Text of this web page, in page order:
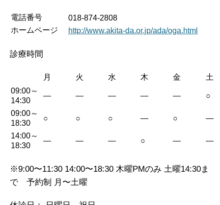
電話番号
018-874-2808
ホームページ
http://www.akita-da.or.jp/ada/oga.html
診療時間
月 火 水 木 金
土
09:00～
14:30
— — — — — ○
09:00～
18:30
○ ○ ○ — ○ —
14:00～
18:30
— — — ○ — —
※9:00〜11:30 14:00〜18:30 木曜PMのみ 土曜14:30ま
で 予約制 月〜土曜